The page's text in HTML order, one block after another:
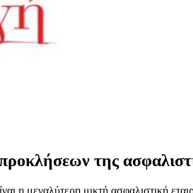
της
η μεγαλύτερη μικτή ασφαλιστική